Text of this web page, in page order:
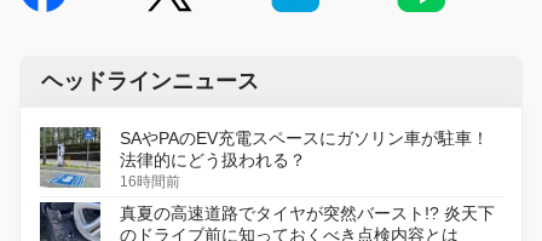
ヘッドラインニュース
SAやPAのEV充電スペースにガソリン車が駐車！
法律的にどう扱われる？
16時間前
真夏の高速道路でタイヤが突然バースト!? 炎天下
のドライブ前に知っておくべき点検内容とは